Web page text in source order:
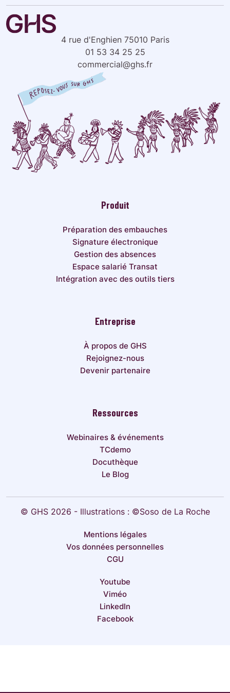
4 rue d'Enghien 75010 Paris
01 53 34 25 25
commercial@ghs.fr
Produit
Préparation des embauches
Signature électronique
Gestion des absences
Espace salarié Transat
Intégration avec des outils tiers
Entreprise
À propos de GHS
Rejoignez-nous
Devenir partenaire
Ressources
Webinaires & événements
TCdemo
Docuthèque
Le Blog
© GHS 2026 - Illustrations : ©Soso de La Roche
Mentions légales
Vos données personnelles
CGU
Youtube
Viméo
LinkedIn
Facebook